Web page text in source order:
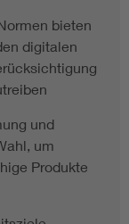
bieten
digitalen
und
um
Produkte